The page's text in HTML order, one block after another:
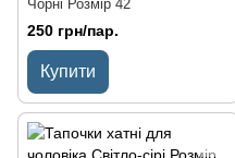
Чорні Розмір 42
250 грн/пар.
Купити